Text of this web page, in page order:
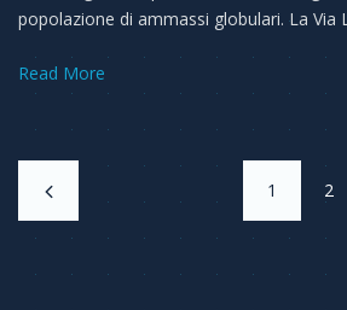
popolazione di ammassi globulari. La Via
Read More
1 2